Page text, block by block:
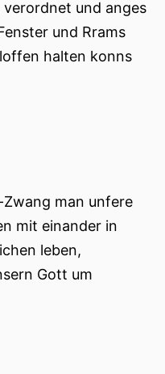
verordnet und anges
und Rrams
halten konns
man unfere
mit einander in
leben,
Gott um